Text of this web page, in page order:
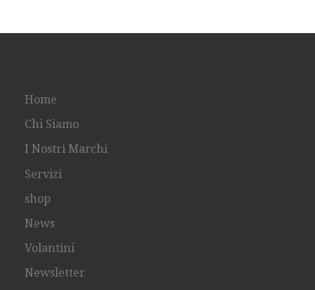
Home
Chi Siamo
I Nostri Marchi
Servizi
shop
News
Volantini
Newsletter